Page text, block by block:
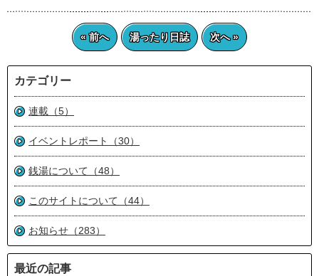
« 前へ 湯ったり日誌 次へ »
カテゴリー
連載（5）
イベントレポート（30）
銭湯について（48）
このサイトについて（44）
お知らせ（283）
最近の記事